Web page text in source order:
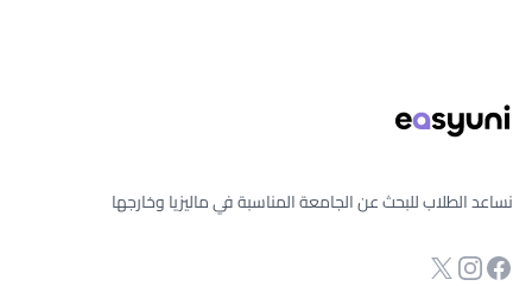
نساعد الطلاب للبحث عن الجامعة المناسبة في ماليزيا وخارجها
صفحة الفيسبوك
انستجرام
Twitter